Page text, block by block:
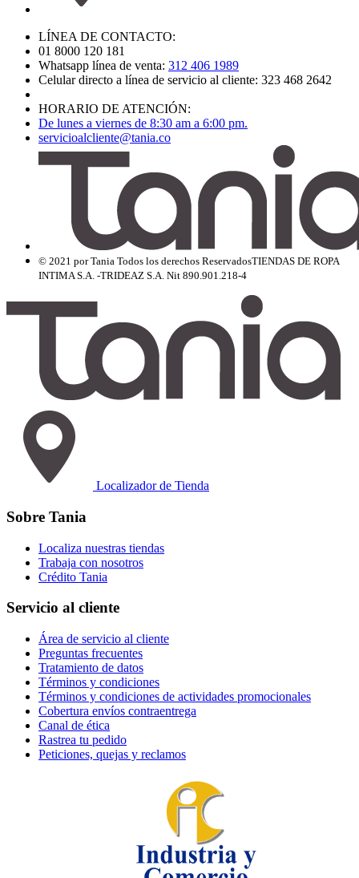
LÍNEA DE CONTACTO:
01 8000 120 181
Whatsapp línea de venta: 312 406 1989
Celular directo a línea de servicio al cliente: 323 468 2642
HORARIO DE ATENCIÓN:
De lunes a viernes de 8:30 am a 6:00 pm.
servicioalcliente@tania.co
© 2021 por Tania Todos los derechos ReservadosTIENDAS DE ROPA
INTIMA S.A. -TRIDEAZ S.A. Nit 890.901.218-4
Localizador de Tienda
Sobre Tania
Localiza nuestras tiendas
Trabaja con nosotros
Crédito Tania
Servicio al cliente
Área de servicio al cliente
Preguntas frecuentes
Tratamiento de datos
Términos y condiciones
Términos y condiciones de actividades promocionales
Cobertura envíos contraentrega
Canal de ética
Rastrea tu pedido
Peticiones, quejas y reclamos